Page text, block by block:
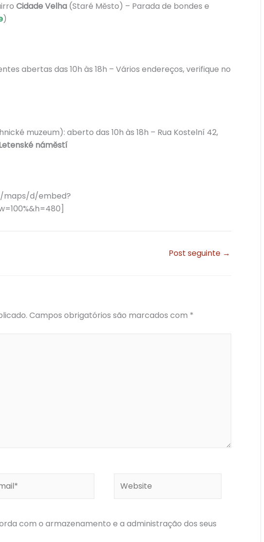
Cidade Velha (Staré Město) – Parada de bondes e
)
abertas das 10h às 18h – Vários endereços, verifique no
muzeum): aberto das 10h às 18h – Rua Kostelní 42,
náměstí
maps/d/embed?
Post seguinte →
Campos obrigatórios são marcados com *
com o armazenamento e a administração dos seus